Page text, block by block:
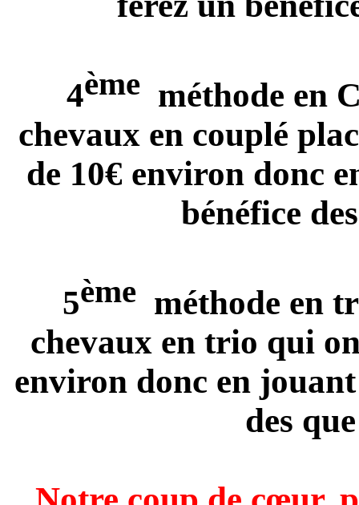
4ème méthode en
chevaux en couplé
de 10€ environ donc
bénéfice
5ème méthode en
chevaux en trio qui
environ donc en
des